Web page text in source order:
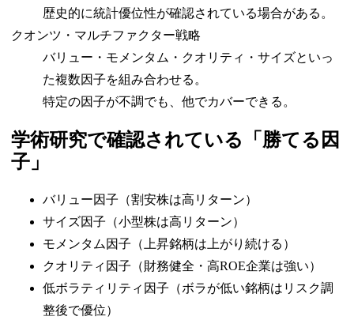
歴史的に統計優位性が確認されている場合がある。
クオンツ・マルチファクター戦略
バリュー・モメンタム・クオリティ・サイズといっ
た複数因子を組み合わせる。
特定の因子が不調でも、他でカバーできる。
学術研究で確認されている「勝てる因
子」
バリュー因子（割安株は高リターン）
サイズ因子（小型株は高リターン）
モメンタム因子（上昇銘柄は上がり続ける）
クオリティ因子（財務健全・高ROE企業は強い）
低ボラティリティ因子（ボラが低い銘柄はリスク調
整後で優位）